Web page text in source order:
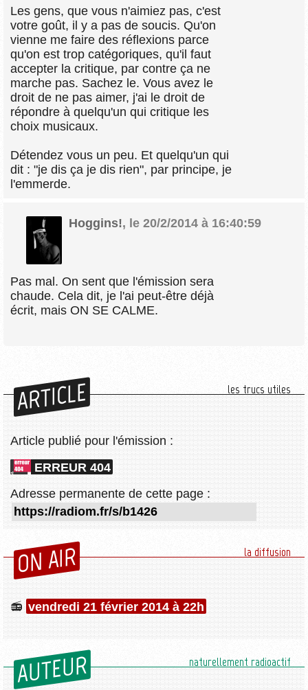
Les gens, que vous n'aimiez pas, c'est
votre goût, il y a pas de soucis. Qu'on
vienne me faire des réflexions parce
qu'on est trop catégoriques, qu'il faut
accepter la critique, par contre ça ne
marche pas. Sachez le. Vous avez le
droit de ne pas aimer, j'ai le droit de
répondre à quelqu'un qui critique les
choix musicaux.
Détendez vous un peu. Et quelqu'un qui
dit : "je dis ça je dis rien", par principe, je
l'emmerde.
Hoggins!, le 20/2/2014 à 16:40:59
Pas mal. On sent que l'émission sera
chaude. Cela dit, je l'ai peut-être déjà
écrit, mais ON SE CALME.
ARTICLE les trucs utiles
Article publié pour l'émission :
ERREUR 404
Adresse permanente de cette page :
ON AIR la diffusion
vendredi 21 février 2014 à 22h
AUTEUR naturellement radioactif